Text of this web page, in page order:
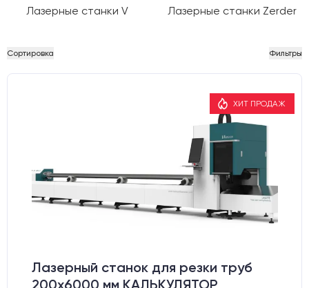
Лазерные станки V Лазерные станки Zerder
Сортировка Фильтры
ХИТ ПРОДАЖ
Лазерный станок для резки труб
200x6000 мм КАЛЬКУЛЯТОР